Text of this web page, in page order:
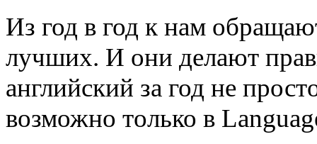
Из год в год к нам
лучших. И они делают
английский за год не
возможно только в